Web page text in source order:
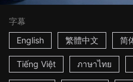
字幕
English
繁體中文 简
Tiếng Việt ภาษาไทย